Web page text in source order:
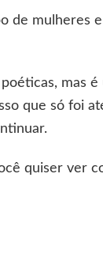
de
mas
que só foi
quiser ver